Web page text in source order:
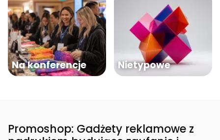
Na konferencje Nietypowe
Promoshop: Gadżety reklamowe z